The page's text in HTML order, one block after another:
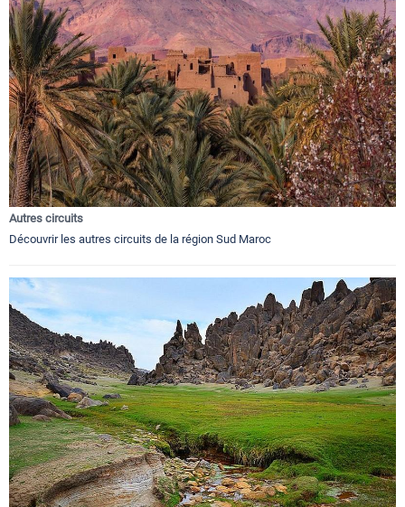
Autres circuits
Découvrir les autres circuits de la région Sud Maroc